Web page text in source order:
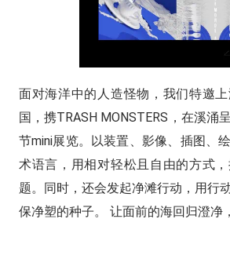
面对海洋中的人造怪物，我们特邀
国，携TRASH MONSTERS，在溪涌
节mini展览。以装置、影像、插图、
术语言，用相对轻松且自由的方式
题。同时，还会发起净滩行动，用行
保净塑的种子。 让面前的海回归澄净